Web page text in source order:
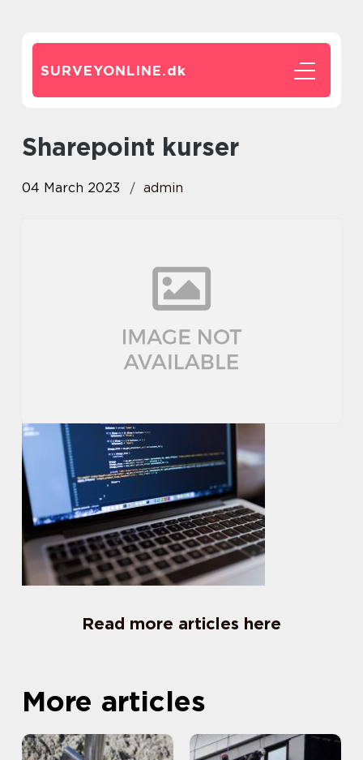
SURVEYONLINE.dk
sharepoint kurser
04 March 2023 admin
Read more articles here
More articles